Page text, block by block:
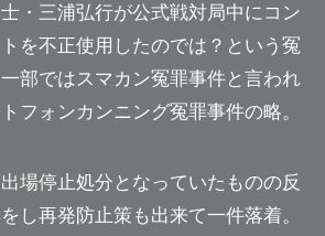
・三浦弘行が公式戦対局中にコン
を不正使用したのでは？という冤
部ではスマカン冤罪事件と言われ
フォンカンニング冤罪事件の略。
場停止処分となっていたものの反
し再発防止策も出来て一件落着。